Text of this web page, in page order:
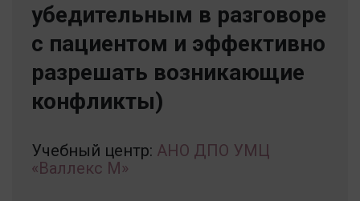
убедительным в разговоре
с пациентом и эффективно
разрешать возникающие
конфликты)
Учебный центр: АНО ДПО УМЦ
«Валлекс М»